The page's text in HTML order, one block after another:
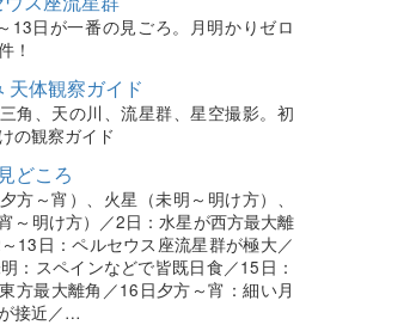
13日が一番の見ごろ。月明かりゼロ
！
天体観察ガイド
角、天の川、流星群、星空撮影。初
の観察ガイド
どころ
方～宵）、火星（未明～明け方）、
～明け方）／2日：水星が西方最大離
13日：ペルセウス座流星群が極大／
：スペインなどで皆既日食／15日：
方最大離角／16日夕方～宵：細い月
接近／…